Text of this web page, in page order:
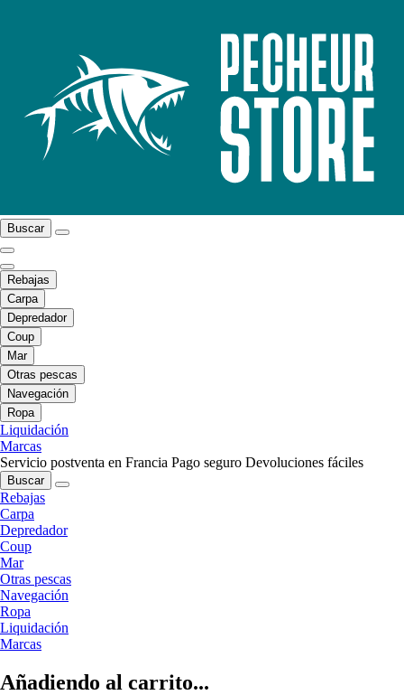
Buscar
Rebajas
Carpa
Depredador
Coup
Mar
Otras pescas
Navegación
Ropa
Liquidación
Marcas
Servicio postventa en Francia Pago seguro Devoluciones fáciles
Buscar
Rebajas
Carpa
Depredador
Coup
Mar
Otras pescas
Navegación
Ropa
Liquidación
Marcas
Añadiendo al carrito...